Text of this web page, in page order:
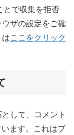
とで収集を拒否
ザの設定をご確
はここをクリック
して、コメント
ます。これはブ